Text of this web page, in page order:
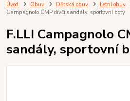
Úvod Obuv Dětská obuv Letní obuv
Campagnolo CMP dívčí sandály, sportovní boty
F.LLI Campagnolo
sandály, sportovní